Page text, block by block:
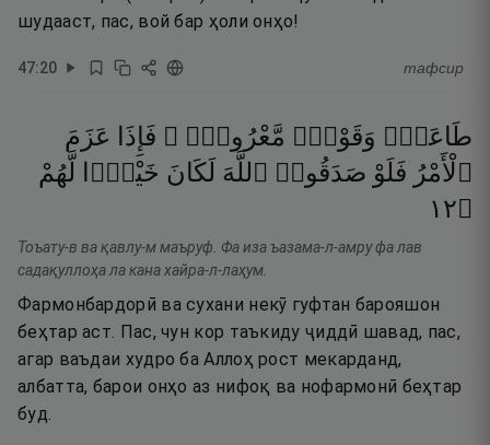
шудааст, пас, вой бар ҳоли онҳо!
47:20 тафсир
طَاعَةٌۭ وَقَوْلٌۭ مَّعْرُوفٌۭ ۚ فَإِذَا
عَزَمَ
ٱلْأَمْرُ فَلَوْ صَدَقُوا۟ ٱللَّهَ لَكَانَ خَيْرًۭا
لَّهُمْ
۝٢١
Тоъату-в ва қавлу-м маъруф. Фа иза ъазама-л-амру фа лав
садақуллоҳа ла кана хайра-л-лаҳум.
Фармонбардорӣ ва сухани некӯ гуфтан барояшон
беҳтар аст. Пас, чун кор таъкиду ҷиддӣ шавад, пас,
агар ваъдаи худро ба Аллоҳ рост мекарданд,
албатта, барои онҳо аз нифоқ ва нофармонӣ беҳтар
буд.